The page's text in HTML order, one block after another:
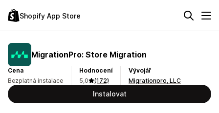
Shopify App Store
MigrationPro: Store Migration
Cena
Bezplatná instalace
Hodnocení
5,0
(172)
Vývojář
Migrationpro, LLC
Instalovat